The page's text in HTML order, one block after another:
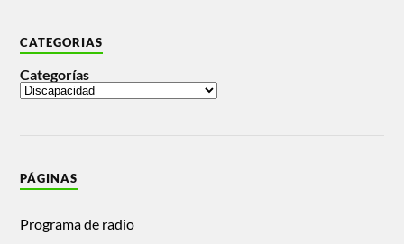
CATEGORIAS
Categorías
PÁGINAS
Programa de radio